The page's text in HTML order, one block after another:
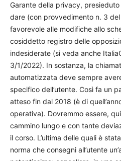
Garante della privacy,
dare (con provvedimento n. 3
favorevole alle modifiche allo
cosiddetto registro delle
indesiderate (si veda anche
3/1/2022). In sostanza, la
automatizzata deve sempre
specifico dell’utente. Così fa un
atteso fin dal 2018 (è di
operativa). Dovremmo essere,
cammino lungo e con tante
il corso. L’ultima delle quali è
norma che consegni all’utente